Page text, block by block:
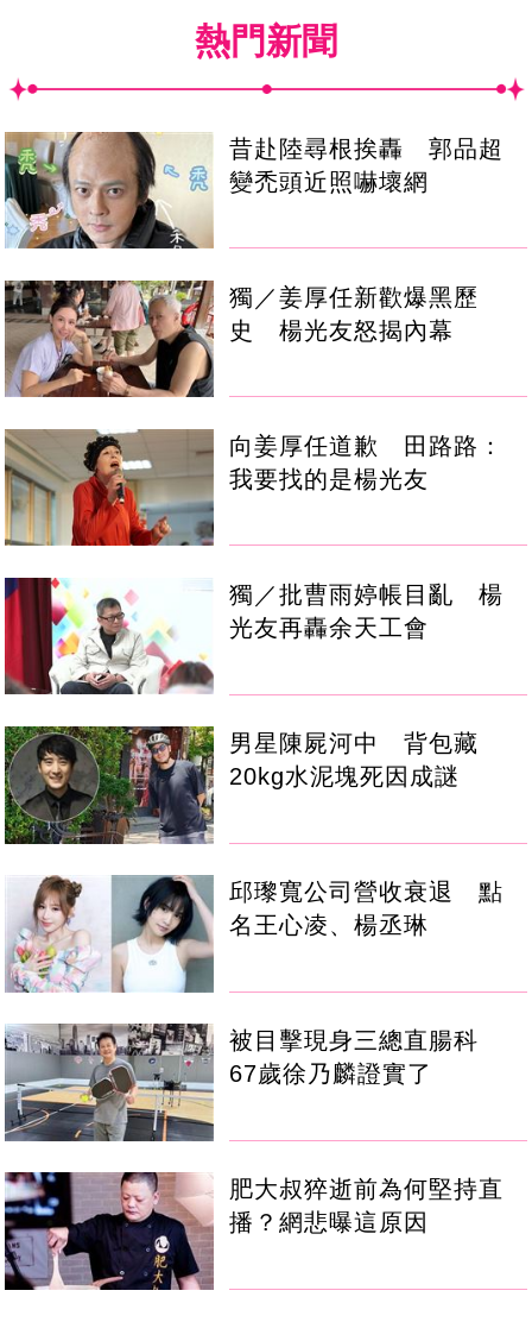
熱門新聞
昔赴陸尋根挨轟 郭品超
變禿頭近照嚇壞網
獨／姜厚任新歡爆黑歷
史 楊光友怒揭內幕
向姜厚任道歉 田路路：
我要找的是楊光友
獨／批曹雨婷帳目亂 楊
光友再轟余天工會
男星陳屍河中 背包藏
20kg水泥塊死因成謎
邱瓈寬公司營收衰退 點
名王心凌、楊丞琳
被目擊現身三總直腸科
67歲徐乃麟證實了
肥大叔猝逝前為何堅持直
播？網悲曝這原因